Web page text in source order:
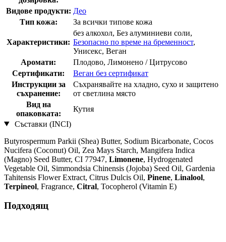
Видове продукти: Део
Тип кожа:
За всички типове кожа
Характеристики:
без алкохол, Без алуминиеви соли,
Безопасно по време на бременност,
Унисекс, Веган
Аромати:
Плодовo, Лимонено / Цитрусовo
Сертификати:
Веган без сертификат
Инструкции за
съхранение:
Съхранявайте на хладно, сухо и защитено
от светлина място
Вид на
опаковката:
Кутия
Съставки (INCI)
Butyrospermum Parkii (Shea) Butter, Sodium Bicarbonate, Cocos
Nucifera (Coconut) Oil, Zea Mays Starch, Mangifera Indica
(Magno) Seed Butter, CI 77947, Limonene, Hydrogenated
Vegetable Oil, Simmondsia Chinensis (Jojoba) Seed Oil, Gardenia
Tahitensis Flower Extract, Citrus Dulcis Oil, Pinene, Linalool,
Terpineol, Fragrance, Citral, Tocopherol (Vitamin E)
Подходящ